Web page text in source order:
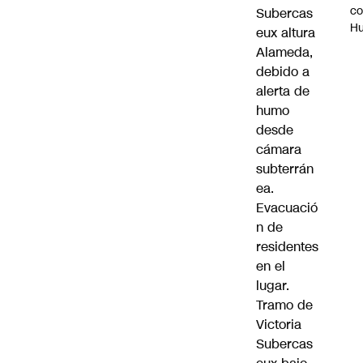
Subercas
eux altura
Alameda,
debido a
alerta de
humo
desde
cámara
subterrán
ea.
Evacuació
n de
residentes
en el
lugar.
Tramo de
Victoria
Subercas